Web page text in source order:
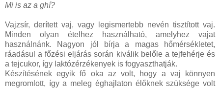
Mi is az a ghí?
Vajzsír, derített vaj, vagy legismertebb nevén tisztított vaj.
Minden olyan ételhez használható, amelyhez vajat
használnánk. Nagyon jól bírja a magas hőmérsékletet,
ráadásul a főzési eljárás során kiválik belőle a tejfehérje és
a tejcukor, így laktózérzékenyek is fogyaszthatják.
Készítésének egyik fő oka az volt, hogy a vaj könnyen
megromlott, így a meleg éghajlaton élőknek szüksége volt